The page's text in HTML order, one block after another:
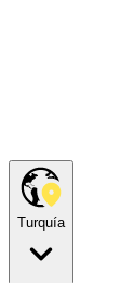
Turquía